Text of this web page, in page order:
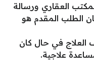
العقاري ورسالة
الطلب المقدم هو
العلاج في حال كان
علاجية.